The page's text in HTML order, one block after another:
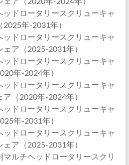
ッドロータリースクリューキャ
年-2031年）
ッドロータリースクリューキャ
ア（2025-2031年）
ッドロータリースクリューキャ
年-2024年）
ッドロータリースクリューキャ
（2020年-2024年）
ッドロータリースクリューキャ
年-2031年）
ッドロータリースクリューキャ
ア（2025-2031年）
マルチヘッドロータリースクリ